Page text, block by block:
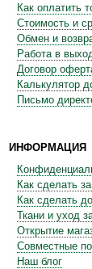
Как оплатить
Стоимость и
Обмен и
Работа в
Договор
Калькулятор
Письмо
ИНФОРМАЦИЯ
Как сделать
Как сделать
Ткани и уход
Открытие
Совместные
Наш блог